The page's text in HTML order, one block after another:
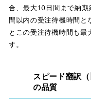
合、最大10日間まで納
間以内の受注待機時間と
とこの受注待機時間も最
す。
スピード翻訳
の品質